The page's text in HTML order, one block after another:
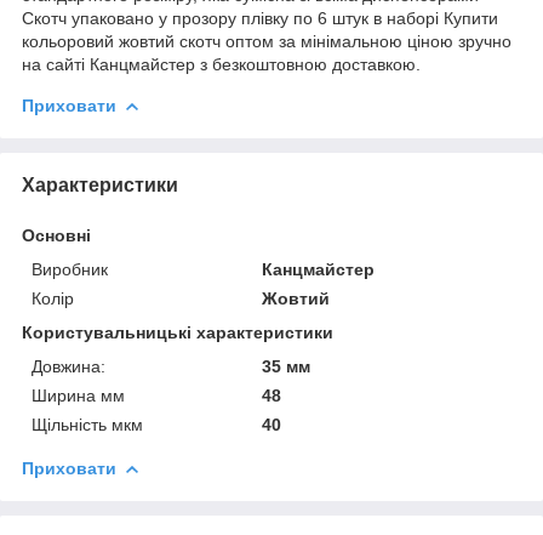
Скотч упаковано у прозору плівку по 6 штук в наборі Купити
кольоровий жовтий скотч оптом за мінімальною ціною зручно
на сайті Канцмайстер з безкоштовною доставкою.
Приховати
Характеристики
Основні
Виробник
Канцмайстер
Колір
Жовтий
Користувальницькі характеристики
Довжина:
35 мм
Ширина мм
48
Щільність мкм
40
Приховати